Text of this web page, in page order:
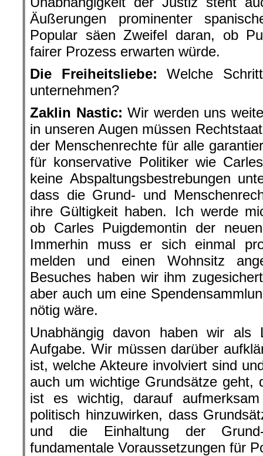
Äußerungen prominenter
Popular säen Zweifel daran, ob
fairer Prozess erwarten würde.
Die Freiheitsliebe: Welche
unternehmen?
Zaklin Nastic: Wir werden uns
in unseren Augen müssen
der Menschenrechte für alle
für konservative Politiker wie
keine Abspaltungsbestrebungen
dass die Grund- und
ihre Gültigkeit haben. Ich werde
ob Carles Puigdemontin der
Immerhin muss er sich einmal
melden und einen Wohnsitz
Besuches haben wir ihm
aber auch um eine
nötig wäre.
Unabhängig davon haben wir als
Aufgabe. Wir müssen darüber
ist, welche Akteure involviert sind
auch um wichtige Grundsätze
ist es wichtig, darauf
politisch hinzuwirken, dass
und die Einhaltung der
fundamentale Voraussetzungen für